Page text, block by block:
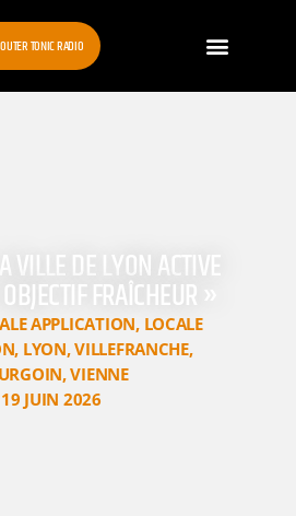
TONIC RADIO
VILLE DE LYON ACTIVE
FRAÎCHEUR »
APPLICATION, LOCALE
, LYON,VILLEFRANCHE,
,VIENNE
19 JUIN 2026